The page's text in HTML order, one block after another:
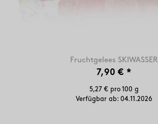
Fruchtgelees SKIWASSER
7,90 € *
5,27 € pro 100 g
Verfügbar ab: 04.11.2026